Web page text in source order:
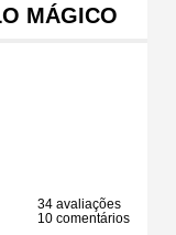
MÁGICO
34 avaliações
10 comentários